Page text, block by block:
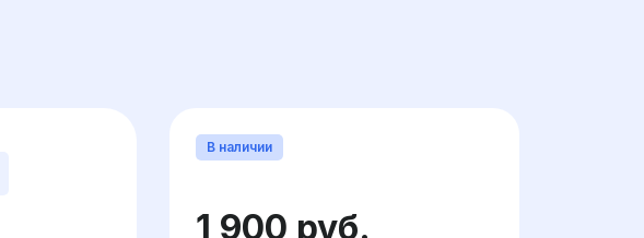
В наличии
1 900 руб.